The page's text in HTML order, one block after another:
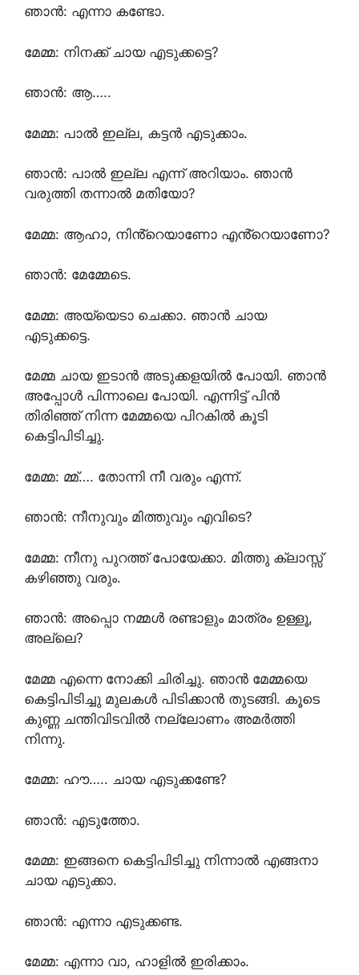
ഞാൻ: എന്നാ കണ്ടോ.
മേമ്മ: നിനക്ക് ചായ എടുക്കട്ടെ?
ഞാൻ: ആ…..
മേമ്മ: പാൽ ഇല്ല, കട്ടൻ എടുക്കാം.
ഞാൻ: പാൽ ഇല്ല എന്ന് അറിയാം. ഞാൻ
വരുത്തി തന്നാൽ മതിയോ?
മേമ്മ: ആഹാ, നിൻ്റെയാണോ എൻ്റെയാണോ?
ഞാൻ: മേമ്മേടെ.
മേമ്മ: അയ്യെടാ ചെക്കാ. ഞാൻ ചായ
എടുക്കട്ടെ.
മേമ്മ ചായ ഇടാൻ അടുക്കളയിൽ പോയി. ഞാൻ
അപ്പോൾ പിന്നാലെ പോയി. എന്നിട്ട് പിൻ
തിരിഞ്ഞ് നിന്ന മേമ്മയെ പിറകിൽ കൂടി
കെട്ടിപിടിച്ചു.
മേമ്മ: മ്മ്…. തോന്നി നീ വരും എന്ന്.
ഞാൻ: നീനുവും മിത്തുവും എവിടെ?
മേമ്മ: നീനു പുറത്ത് പോയേക്കാ. മിത്തു ക്ലാസ്സ്‌
കഴിഞ്ഞു വരും.
ഞാൻ: അപ്പൊ നമ്മൾ രണ്ടാളും മാത്രം ഉള്ളൂ,
അല്ലെ?
മേമ്മ എന്നെ നോക്കി ചിരിച്ചു. ഞാൻ മേമ്മയെ
കെട്ടിപിടിച്ചു മുലകൾ പിടിക്കാൻ തുടങ്ങി. കൂടെ
കുണ്ണ ചന്തിവിടവിൽ നല്ലോണം അമർത്തി
നിന്നു.
മേമ്മ: ഹൗ….. ചായ എടുക്കണ്ടേ?
ഞാൻ: എടുത്തോ.
മേമ്മ: ഇങ്ങനെ കെട്ടിപിടിച്ചു നിന്നാൽ എങ്ങനാ
ചായ എടുക്കാ.
ഞാൻ: എന്നാ എടുക്കണ്ട.
മേമ്മ: എന്നാ വാ, ഹാളിൽ ഇരിക്കാം.